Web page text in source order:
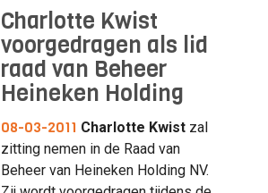
Charlotte Kwist
voorgedragen als lid
raad van Beheer
Heineken Holding
08-03-2011 Charlotte Kwistzal
zitting nemen in de Raad van
Beheer van Heineken Holding NV.